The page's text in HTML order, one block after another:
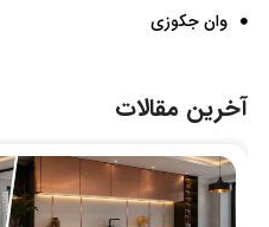
وان جکوزی
آخرین مقالات